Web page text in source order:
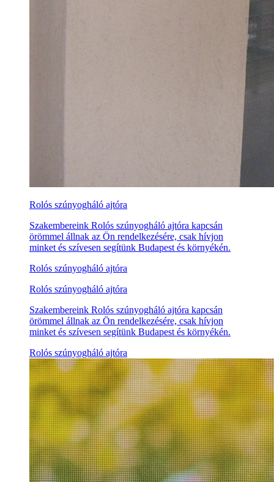
Rolós szúnyogháló ajtóra
Szakembereink Rolós szúnyogháló ajtóra kapcsán
örömmel állnak az Ön rendelkezésére, csak hívjon
minket és szívesen segítünk Budapest és környékén.
Rolós szúnyogháló ajtóra
Rolós szúnyogháló ajtóra
Szakembereink Rolós szúnyogháló ajtóra kapcsán
örömmel állnak az Ön rendelkezésére, csak hívjon
minket és szívesen segítünk Budapest és környékén.
Rolós szúnyogháló ajtóra